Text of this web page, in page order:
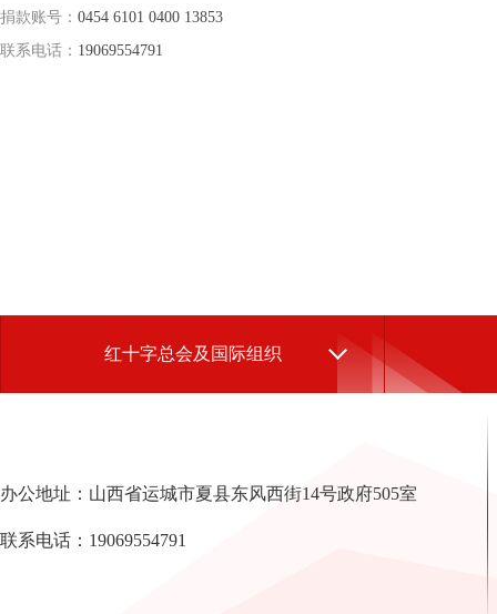
捐款账号： 0454 6101 0400 13853
联系电话： 19069554791
红十字总会及国际组织
办公地址：山西省运城市夏县东风西街14号政府505室
联系电话：19069554791